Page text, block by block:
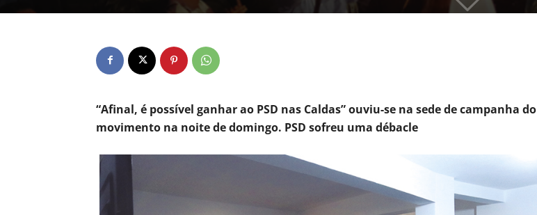
“Afinal, é possível ganhar ao PSD nas Caldas” ouviu-se na sede de campanha do
movimento na noite de domingo. PSD sofreu uma débacle